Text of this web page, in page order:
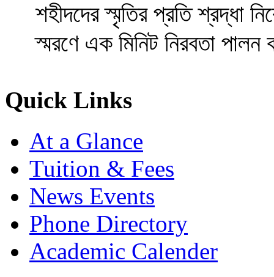
শহীদদের স্মৃতির প্রতি শ্রদ্ধা
স্মরণে এক মিনিট নিরবতা
Quick Links
At a Glance
Tuition & Fees
News Events
Phone Directory
Academic Calender